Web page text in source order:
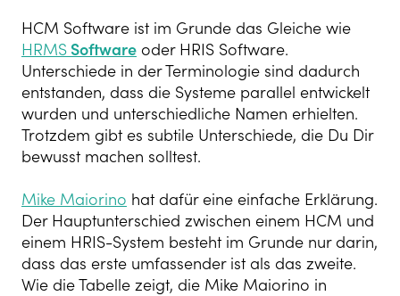
HCM Software ist im Grunde das Gleiche wie
HRMS Software oder HRIS Software.
Unterschiede in der Terminologie sind dadurch
entstanden, dass die Systeme parallel entwickelt
wurden und unterschiedliche Namen erhielten.
Trotzdem gibt es subtile Unterschiede, die Du Dir
bewusst machen solltest.
Mike Maiorino hat dafür eine einfache Erklärung.
Der Hauptunterschied zwischen einem HCM und
einem HRIS-System besteht im Grunde nur darin,
dass das erste umfassender ist als das zweite.
Wie die Tabelle zeigt, die Mike Maiorino in